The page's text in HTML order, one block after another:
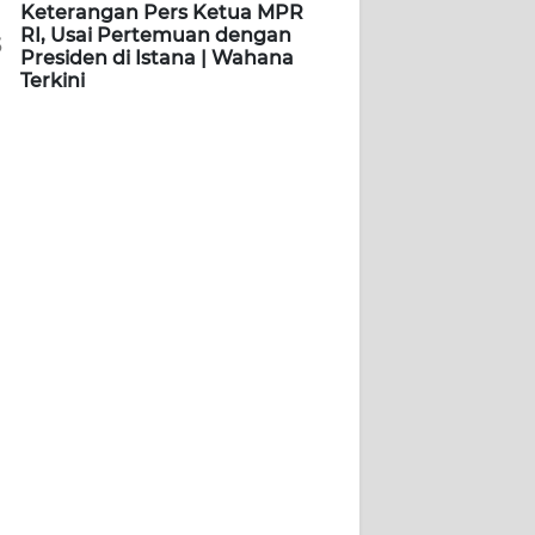
Keterangan Pers Ketua MPR
RI, Usai Pertemuan dengan
Presiden di Istana | Wahana
Terkini